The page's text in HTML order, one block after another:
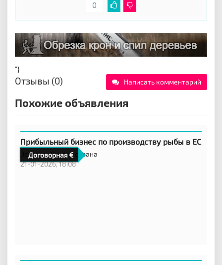
0
"}
Отзывы (0) Написать комментарий
Похожие объявления
Договорная
Прибыльный бизнес по производству рыбы в ЕС
Эстония,Другая страна
21-01-2026, 18:08